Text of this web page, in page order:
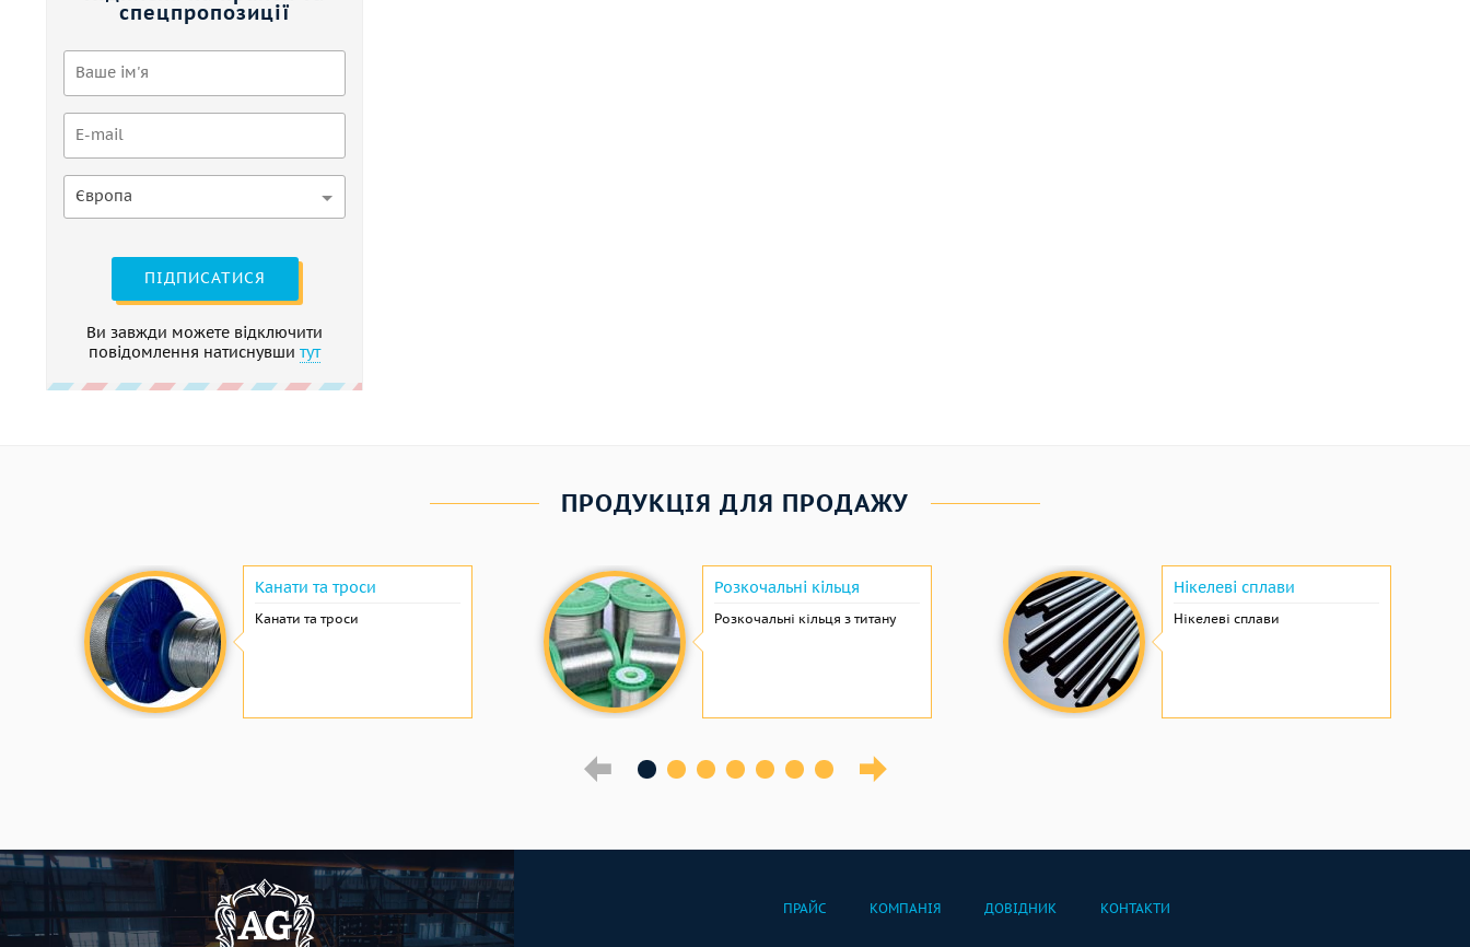
спецпропозиції
Європа
ПІДПИСАТИСЯ
Ви завжди можете відключити
повідомлення натиснувши тут
ПРОДУКЦІЯ ДЛЯ ПРОДАЖУ
Канати та троси
Канати та троси
Розкочальні кільця
Розкочальні кільця з титану
Нікелеві сплави
Нікелеві сплави
ПРАЙС КОМПАНІЯ ДОВІДНИК КОНТАКТИ